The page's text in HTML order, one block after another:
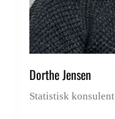
Dorthe Jensen
Statistisk konsulent